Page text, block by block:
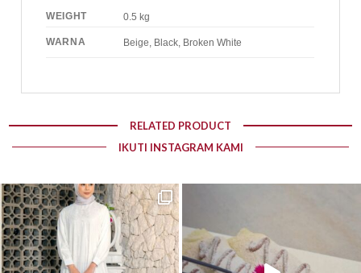
WEIGHT 0.5 kg
WARNA Beige, Black, Broken White
RELATED PRODUCT
IKUTI INSTAGRAM KAMI